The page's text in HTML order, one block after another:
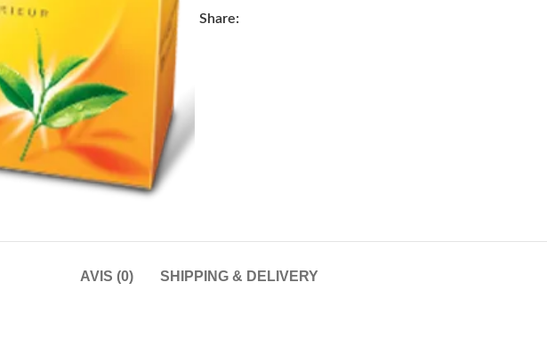
Share:
AVIS (0) SHIPPING & DELIVERY